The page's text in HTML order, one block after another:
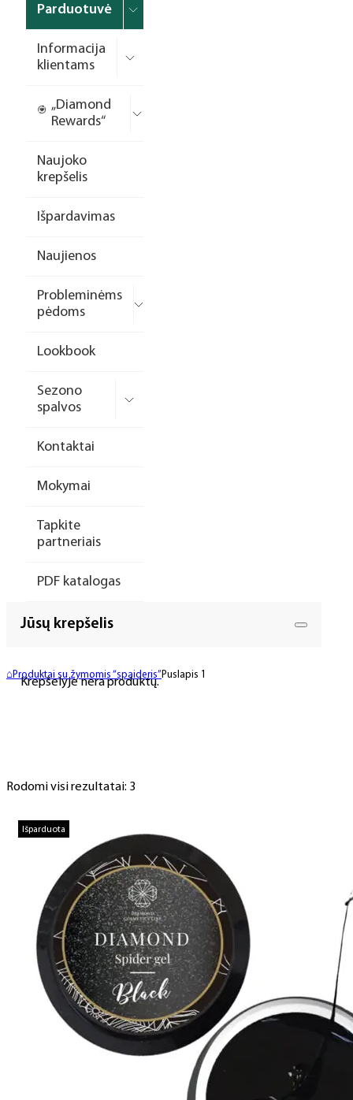
Parduotuvė
Informacija
klientams
„Diamond
Rewards“
Naujoko
krepšelis
Išpardavimas
Naujienos
Probleminėms
pėdoms
Lookbook
Sezono
spalvos
Kontaktai
Mokymai
Tapkite
partneriais
PDF katalogas
Jūsų krepšelis
Krepšelyje nėra produktų.
⌂ Produktai su žymomis “spaideris” Puslapis 1
Rodomi visi rezultatai: 3
Išparduota